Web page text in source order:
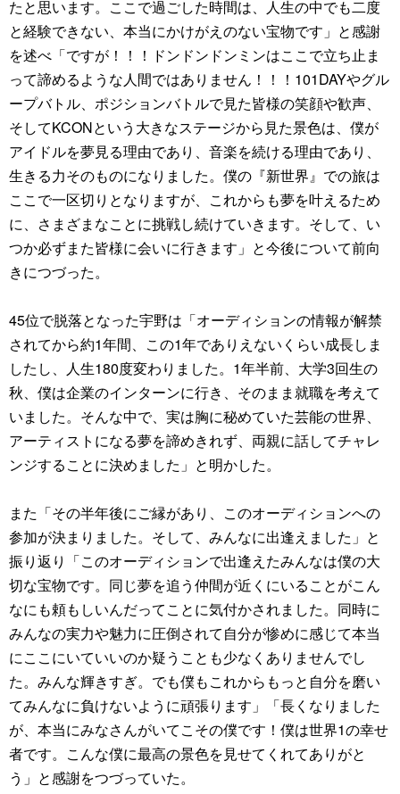
たと思います。ここで過ごした時間は、人生の中でも二度
と経験できない、本当にかけがえのない宝物です」と感謝
を述べ「ですが！！！ドンドンドンミンはここで立ち止ま
って諦めるような人間ではありません！！！101DAYやグル
ープバトル、ポジションバトルで見た皆様の笑顔や歓声、
そしてKCONという大きなステージから見た景色は、僕が
アイドルを夢見る理由であり、音楽を続ける理由であり、
生きる力そのものになりました。僕の『新世界』での旅は
ここで一区切りとなりますが、これからも夢を叶えるため
に、さまざまなことに挑戦し続けていきます。そして、い
つか必ずまた皆様に会いに行きます」と今後について前向
きにつづった。
45位で脱落となった宇野は「オーディションの情報が解禁
されてから約1年間、この1年でありえないくらい成長しま
したし、人生180度変わりました。1年半前、大学3回生の
秋、僕は企業のインターンに行き、そのまま就職を考えて
いました。そんな中で、実は胸に秘めていた芸能の世界、
アーティストになる夢を諦めきれず、両親に話してチャレ
ンジすることに決めました」と明かした。
また「その半年後にご縁があり、このオーディションへの
参加が決まりました。そして、みんなに出逢えました」と
振り返り「このオーディションで出逢えたみんなは僕の大
切な宝物です。同じ夢を追う仲間が近くにいることがこん
なにも頼もしいんだってことに気付かされました。同時に
みんなの実力や魅力に圧倒されて自分が惨めに感じて本当
にここにいていいのか疑うことも少なくありませんでし
た。みんな輝きすぎ。でも僕もこれからもっと自分を磨い
てみんなに負けないように頑張ります」「長くなりました
が、本当にみなさんがいてこその僕です！僕は世界1の幸せ
者です。こんな僕に最高の景色を見せてくれてありがと
う」と感謝をつづっていた。